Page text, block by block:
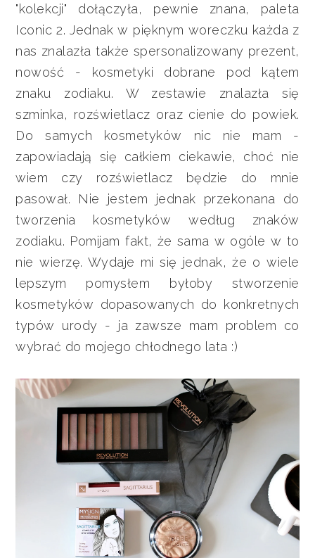
"kolekcji" dołączyła, pewnie znana, paleta
Iconic 2. Jednak w pięknym woreczku każda z
nas znalazła także spersonalizowany prezent,
nowość - kosmetyki dobrane pod kątem
znaku zodiaku. W zestawie znalazła się
szminka, rozświetlacz oraz cienie do powiek.
Do samych kosmetyków nic nie mam -
zapowiadają się całkiem ciekawie, choć nie
wiem czy rozświetlacz będzie do mnie
pasował. Nie jestem jednak przekonana do
tworzenia kosmetyków według znaków
zodiaku. Pomijam fakt, że sama w ogóle w to
nie wierzę. Wydaje mi się jednak, że o wiele
lepszym pomysłem byłoby stworzenie
kosmetyków dopasowanych do konkretnych
typów urody - ja zawsze mam problem co
wybrać do mojego chłodnego lata :)